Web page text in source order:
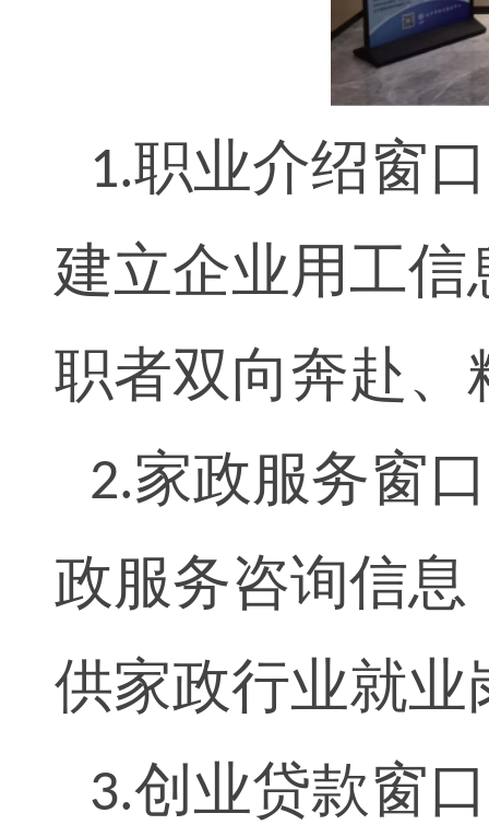
1.职业介绍窗
建立企业用工
职者双向奔赴、
2.家政服务窗
政服务咨询信
供家政行业就业
3.创业贷款窗